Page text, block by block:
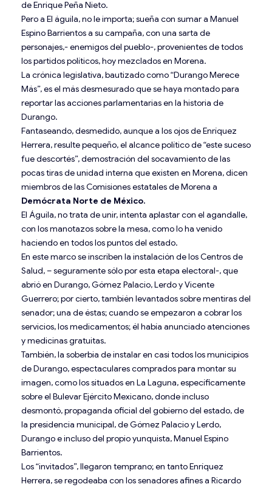
de Enrique Peña Nieto.
Pero a El águila, no le importa; sueña con sumar a Manuel
Espino Barrientos a su campaña, con una sarta de
personajes,- enemigos del pueblo-, provenientes de todos
los partidos políticos, hoy mezclados en Morena.
La crónica legislativa, bautizado como “Durango Merece
Más”, es el más desmesurado que se haya montado para
reportar las acciones parlamentarias en la historia de
Durango.
Fantaseando, desmedido, aunque a los ojos de Enríquez
Herrera, resulte pequeño, el alcance político de “este suceso
fue descortés”, demostración del socavamiento de las
pocas tiras de unidad interna que existen en Morena, dicen
miembros de las Comisiones estatales de Morena a
Demócrata Norte de México.
El Águila, no trata de unir, intenta aplastar con el agandalle,
con los manotazos sobre la mesa, como lo ha venido
haciendo en todos los puntos del estado.
En este marco se inscriben la instalación de los Centros de
Salud, – seguramente sólo por esta etapa electoral-, que
abrió en Durango, Gómez Palacio, Lerdo y Vicente
Guerrero; por cierto, también levantados sobre mentiras del
senador; una de éstas; cuando se empezaron a cobrar los
servicios, los medicamentos; él había anunciado atenciones
y medicinas gratuitas.
También, la soberbia de instalar en casi todos los municipios
de Durango, espectaculares comprados para montar su
imagen, como los situados en La Laguna, específicamente
sobre el Bulevar Ejército Mexicano, donde incluso
desmontó, propaganda oficial del gobierno del estado, de
la presidencia municipal, de Gómez Palacio y Lerdo,
Durango e incluso del propio yunquista, Manuel Espino
Barrientos.
Los “invitados”, llegaron temprano; en tanto Enríquez
Herrera, se regodeaba con los senadores afines a Ricardo